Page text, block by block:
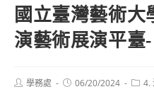
國立臺灣藝術
演藝術展演平臺-
Post學務處
Post06/20/2024
Post4.